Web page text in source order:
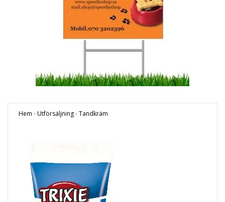
Hem › Utförsäljning› Tandkräm